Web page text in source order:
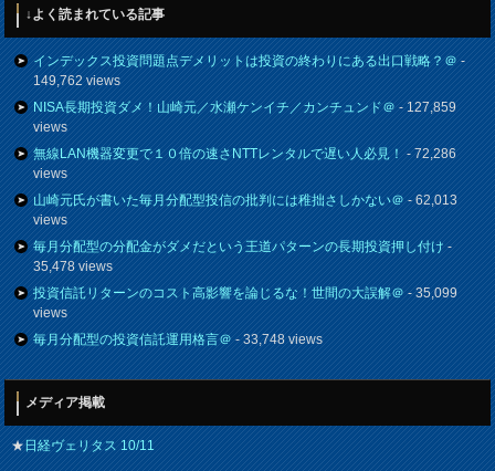
↓よく読まれている記事
インデックス投資問題点デメリットは投資の終わりにある出口戦略？＠-
149,762 views
NISA長期投資ダメ！山崎元／水瀬ケンイチ／カンチュンド＠- 127,859
views
無線LAN機器変更で１０倍の速さNTTレンタルで遅い人必見！- 72,286
views
山崎元氏が書いた毎月分配型投信の批判には稚拙さしかない＠- 62,013
views
毎月分配型の分配金がダメだという王道パターンの長期投資押し付け-
35,478 views
投資信託リターンのコスト高影響を論じるな！世間の大誤解＠- 35,099
views
毎月分配型の投資信託運用格言＠- 33,748 views
メディア掲載
★日経ヴェリタス 10/11